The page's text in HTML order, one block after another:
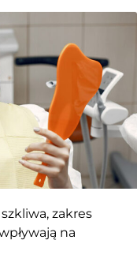
zakres
na